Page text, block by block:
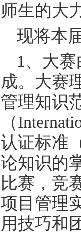
师生的大
现将本
1、大
成。大赛
管理知识
（
认证标准
论知识的
比赛，竞
项目管理
用技巧和